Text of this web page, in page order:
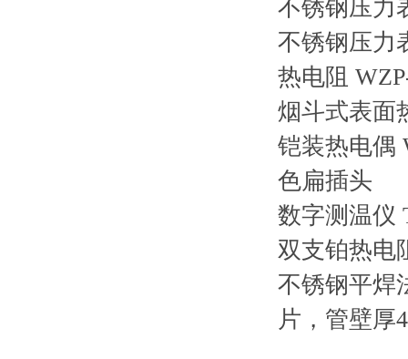
不锈钢压力
不锈钢压力
热电阻
烟斗式表面
铠装热电偶
色扁插头
数字测温仪
双支铂热电
不锈钢平焊
片，管壁厚